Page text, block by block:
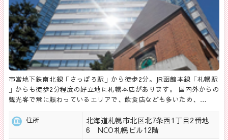
市営地下鉄南北線「さっぽろ駅」から徒歩2分。JR函館本線「札幌駅
」からも徒歩2分程度の好立地に札幌本店があります。 国内外からの
観光客で常に賑わっているエリアで、飲食店なども多いため、…
住所
北海道札幌市北区北7条西1丁目2番地
6 NCO札幌ビル12階